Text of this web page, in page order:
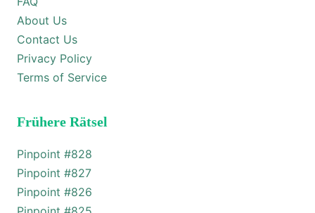
About Us
Contact Us
Privacy Policy
Terms of Service
Frühere Rätsel
Pinpoint #828
Pinpoint #827
Pinpoint #826